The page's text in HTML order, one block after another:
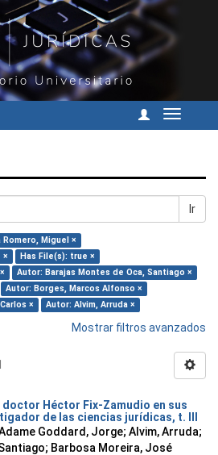
Cambiar
Ir
Miguel ×
×
Has File(s): true ×
Autor: Barajas Montes de Oca, Santiago ×
Autor: Borges, Marcos Alfonso ×
×
Autor: Alvim, Arruda ×
Mostrar filtros avanzados
doctor Héctor Fix-Zamudio en sus
de las ciencias jurídicas, t. III
Goddard, Jorge; Alvim, Arruda;
Barbosa Moreira, José